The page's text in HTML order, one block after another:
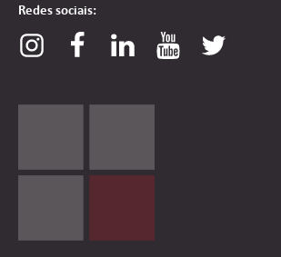
Redes sociais: